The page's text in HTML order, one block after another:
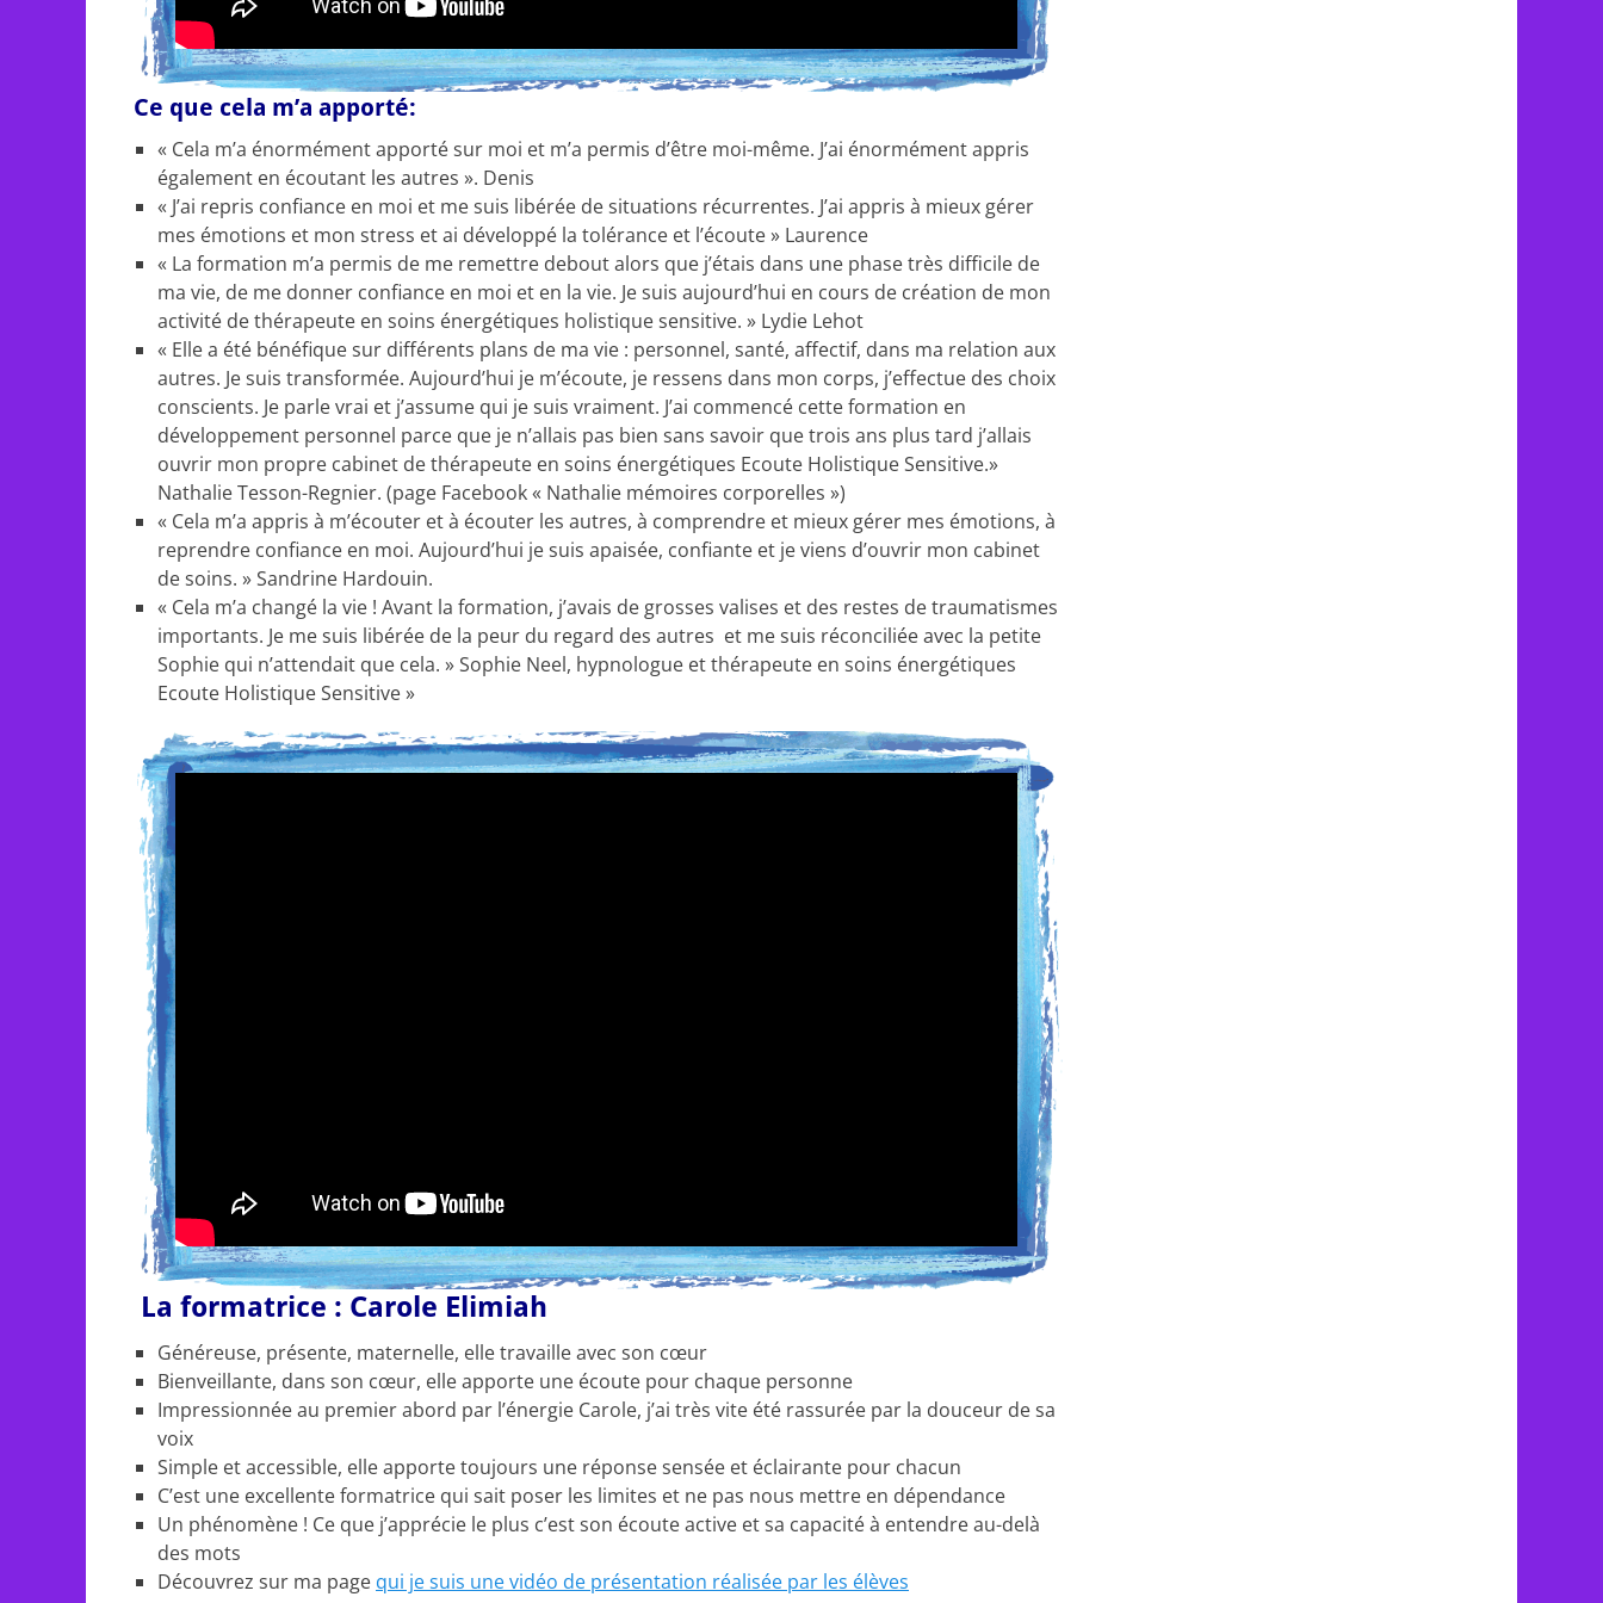
Ce que cela m’a apporté:
« Cela m’a énormément apporté sur moi et m’a permis d’être moi-même. J’ai énormément appris
également en écoutant les autres ». Denis
« J’ai repris confiance en moi et me suis libérée de situations récurrentes. J’ai appris à mieux gérer
mes émotions et mon stress et ai développé la tolérance et l’écoute » Laurence
« La formation m’a permis de me remettre debout alors que j’étais dans une phase très difficile de
ma vie, de me donner confiance en moi et en la vie. Je suis aujourd’hui en cours de création de mon
activité de thérapeute en soins énergétiques holistique sensitive. » Lydie Lehot
« Elle a été bénéfique sur différents plans de ma vie : personnel, santé, affectif, dans ma relation aux
autres. Je suis transformée. Aujourd’hui je m’écoute, je ressens dans mon corps, j’effectue des choix
conscients. Je parle vrai et j’assume qui je suis vraiment. J’ai commencé cette formation en
développement personnel parce que je n’allais pas bien sans savoir que trois ans plus tard j’allais
ouvrir mon propre cabinet de thérapeute en soins énergétiques Ecoute Holistique Sensitive.»
Nathalie Tesson-Regnier. (page Facebook « Nathalie mémoires corporelles »)
« Cela m’a appris à m’écouter et à écouter les autres, à comprendre et mieux gérer mes émotions, à
reprendre confiance en moi. Aujourd’hui je suis apaisée, confiante et je viens d’ouvrir mon cabinet
de soins. » Sandrine Hardouin.
« Cela m’a changé la vie ! Avant la formation, j’avais de grosses valises et des restes de traumatismes
importants. Je me suis libérée de la peur du regard des autres et me suis réconciliée avec la petite
Sophie qui n’attendait que cela. » Sophie Neel, hypnologue et thérapeute en soins énergétiques
Ecoute Holistique Sensitive »
La formatrice : Carole Elimiah
Généreuse, présente, maternelle, elle travaille avec son cœur
Bienveillante, dans son cœur, elle apporte une écoute pour chaque personne
Impressionnée au premier abord par l’énergie Carole, j’ai très vite été rassurée par la douceur de sa
voix
Simple et accessible, elle apporte toujours une réponse sensée et éclairante pour chacun
C’est une excellente formatrice qui sait poser les limites et ne pas nous mettre en dépendance
Un phénomène ! Ce que j’apprécie le plus c’est son écoute active et sa capacité à entendre au-delà
des mots
Découvrez sur ma page qui je suis une vidéo de présentation réalisée par les élèves